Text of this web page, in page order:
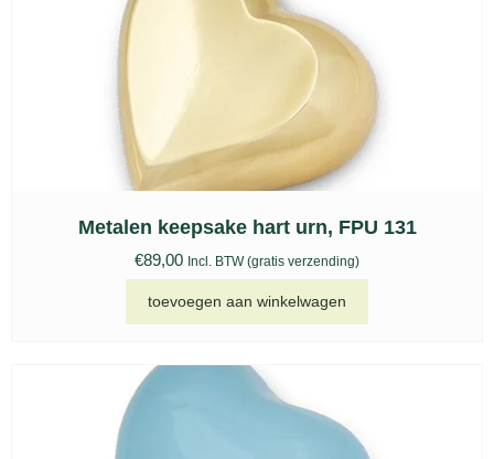
Metalen keepsake hart urn, FPU 131
€89,00 Incl. BTW (gratis verzending)
toevoegen aan winkelwagen